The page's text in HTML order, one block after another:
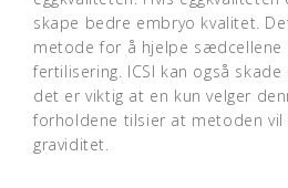
skape bedre embryo kvalitet.
metode for å hjelpe sædcellene
fertilisering. ICSI kan også
det er viktig at en kun velger
forholdene tilsier at metoden vil
graviditet.